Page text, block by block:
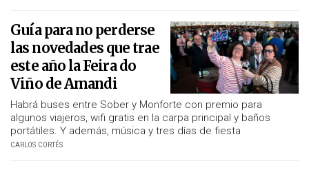
Guía para no perderse
las novedades que trae
este año la Feira do
Viño de Amandi
Habrá buses entre Sober y Monforte con premio para
algunos viajeros, wifi gratis en la carpa principal y baños
portátiles. Y además, música y tres días de fiesta
CARLOS CORTÉS